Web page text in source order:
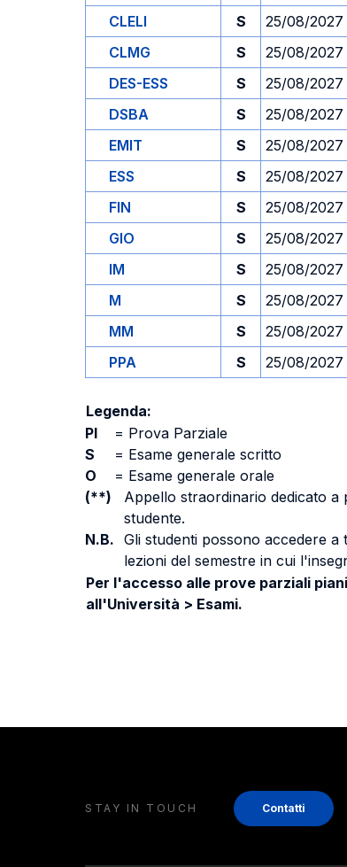
CLELI
S 25/08/2027
CLMG
S 25/08/2027
DES-ESS
S 25/08/2027
DSBA
S 25/08/2027
EMIT
S 25/08/2027
ESS
S 25/08/2027
FIN
S 25/08/2027
GIO
S 25/08/2027
IM
S 25/08/2027
M
S 25/08/2027
MM
S 25/08/2027
PPA
S 25/08/2027
Legenda:
PI
= Prova Parziale
S
= Esame generale scritto
O
= Esame generale orale
(**)
Appello straordinario dedicato a
studente.
N.B. Gli studenti possono accedere
lezioni del semestre in cui
Per l'accesso alle prove parziali
all'Università > Esami.
STAY IN TOUCH Contatti